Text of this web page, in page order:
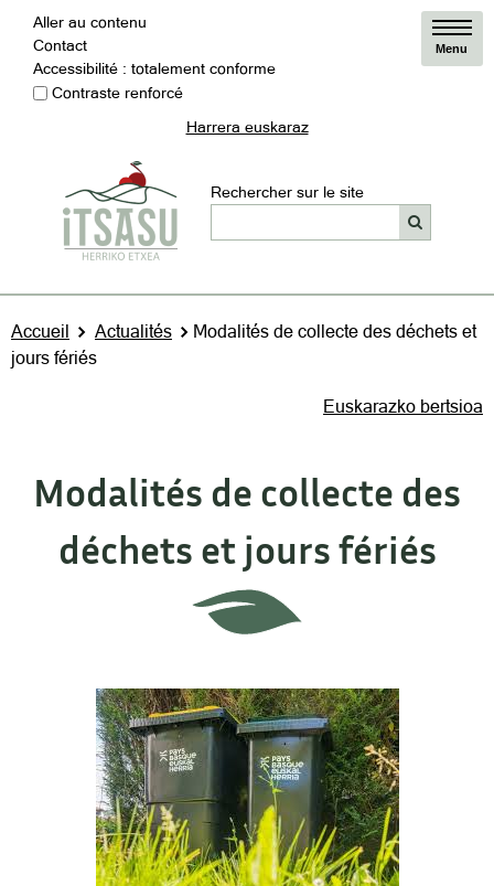
Aller au contenu
Contact
Accessibilité : totalement conforme
Contraste renforcé
Harrera euskaraz
Rechercher sur le site
Menu
Accueil Actualités
Modalités de collecte des déchets et
jours fériés
Euskarazko bertsioa
Modalités de collecte des
déchets et jours fériés